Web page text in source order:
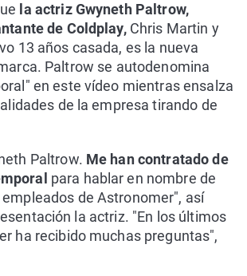
la actriz Gwyneth Paltrow,
de Coldplay,Chris Martin y
13 años casada, es la nueva
Paltrow se autodenomina
en este vídeo mientras ensalza
de la empresa tirando de
Paltrow. Me han contratado de
para hablar en nombre de
empleados de Astronomer", así
la actriz. "En los últimos
ha recibido muchas preguntas",